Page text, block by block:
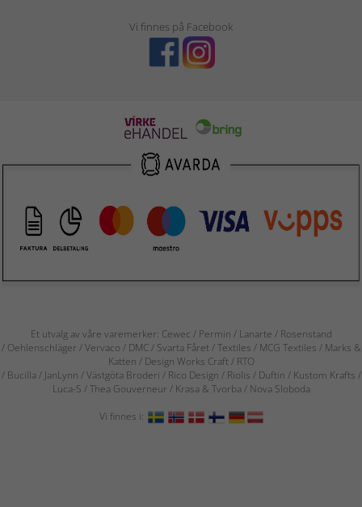
Vi finnes på Facebook
Et utvalg av våre varemerker: Cewec / Permin / Lanarte / Rosenstand
/ Oehlenschläger / Vervaco / DMC / Svarta Fåret / Textiles / MCG Textiles / Marks &
Katten / Design Works Craft / RTO
/ Bucilla / JanLynn / Västgöta Broderi / Rico Design / Riolis / Duftin / Kustom Krafts /
Luca-S / Thea Gouverneur / Krasa & Tvorba / Nova Sloboda
Vi finnes i: